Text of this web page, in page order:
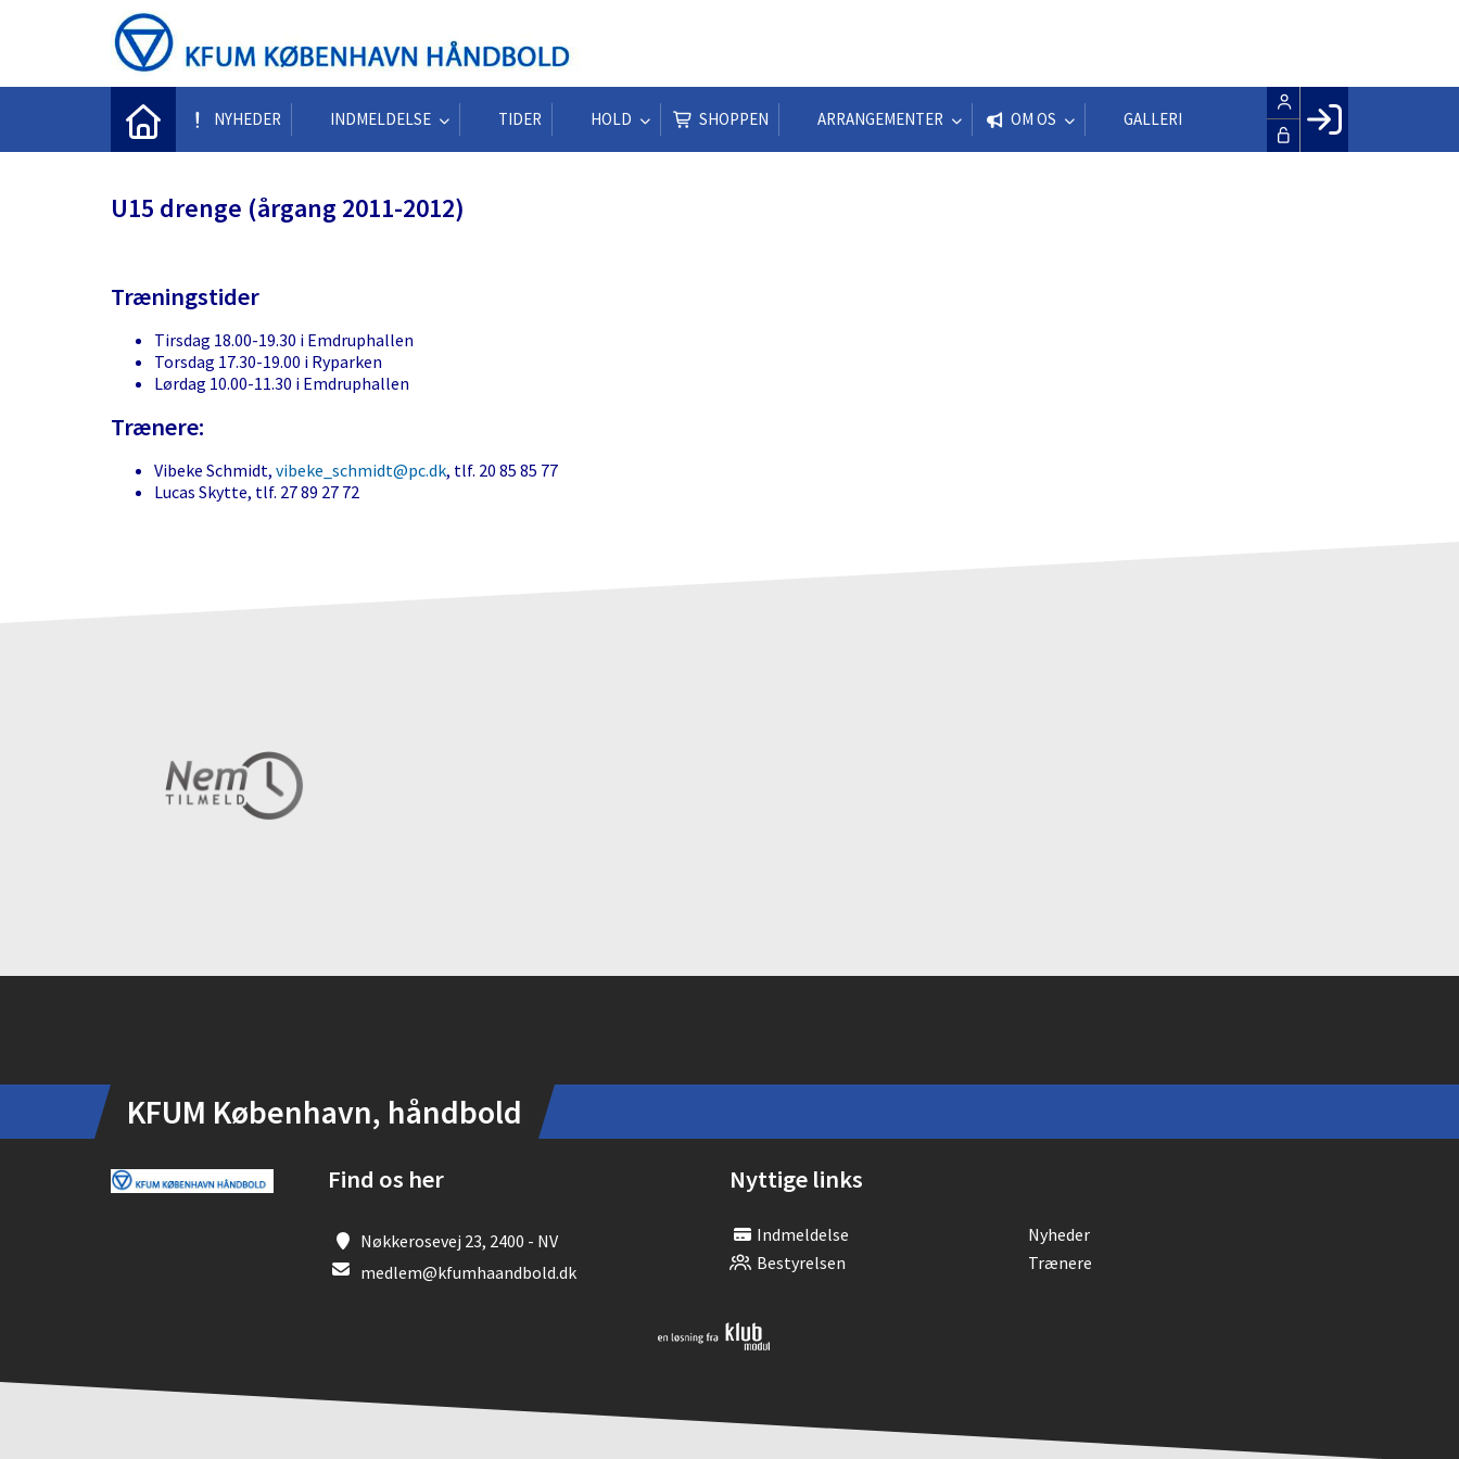
NYHEDER INDMELDELSE TIDER HOLD SHOPPEN ARRANGEMENTER OM OS GALLERI
U15 drenge (årgang 2011-2012)
Træningstider
Tirsdag 18.00-19.30 i Emdruphallen
Torsdag 17.30-19.00 i Ryparken
Lørdag 10.00-11.30 i Emdruphallen
Trænere:
Vibeke Schmidt, vibeke_schmidt@pc.dk, tlf. 20 85 85 77
Lucas Skytte, tlf. 27 89 27 72
KFUM København, håndbold
Find os her
Nøkkerosevej 23, 2400 - NV
medlem@kfumhaandbold.dk
Nyttige links
Indmeldelse
Nyheder
Bestyrelsen
Trænere